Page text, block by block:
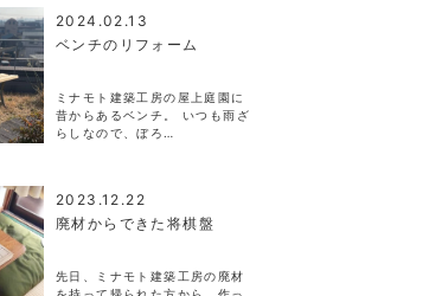
2024.02.13
ベンチのリフォーム
ミナモト建築工房の屋上庭園に
昔からあるベンチ。 いつも雨ざ
らしなので、ぼろ…
2023.12.22
廃材からできた将棋盤
先日、ミナモト建築工房の廃材
を持って帰られた方から、作っ